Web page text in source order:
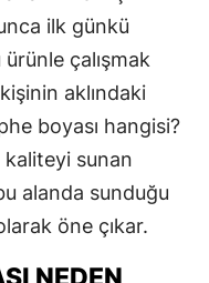
ilk günkü
çalışmak
aklındaki
boyası hangisi?
sunan
alanda sunduğu
öne çıkar.